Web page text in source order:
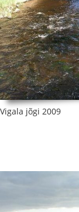
Vigala jõgi 2009